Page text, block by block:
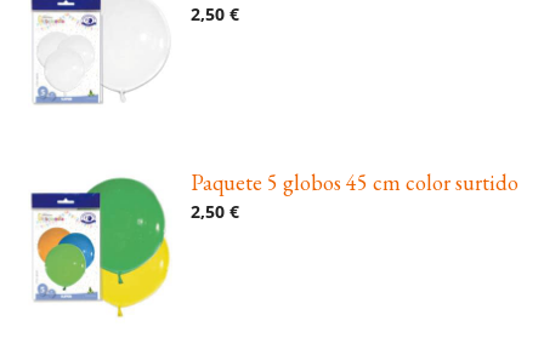
2,50 €
Paquete 5 globos 45 cm color surtido
2,50 €